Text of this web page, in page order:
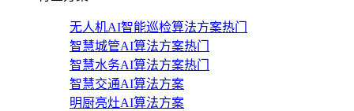
无人机AI智能巡检算法方案热门
智慧城管AI算法方案热门
智慧水务AI算法方案热门
智慧交通AI算法方案
明厨亮灶AI算法方案